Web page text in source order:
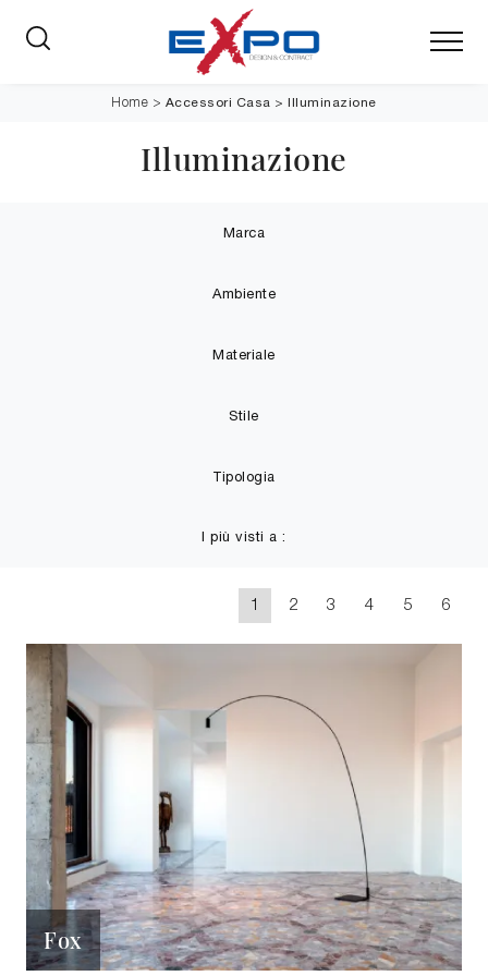
Home > Accessori Casa >Illuminazione
Illuminazione
Marca
Ambiente
Materiale
Stile
Tipologia
I più visti a :
1 2 3 4 5 6
Fox